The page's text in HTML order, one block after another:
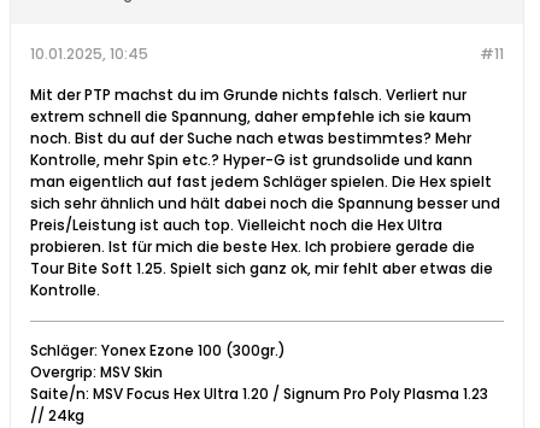
#11
10.01.2025, 10:45
Mit der PTP machst du im Grunde nichts falsch. Verliert nur
extrem schnell die Spannung, daher empfehle ich sie kaum
noch. Bist du auf der Suche nach etwas bestimmtes? Mehr
Kontrolle, mehr Spin etc.? Hyper-G ist grundsolide und kann
man eigentlich auf fast jedem Schläger spielen. Die Hex spielt
sich sehr ähnlich und hält dabei noch die Spannung besser und
Preis/Leistung ist auch top. Vielleicht noch die Hex Ultra
probieren. Ist für mich die beste Hex. Ich probiere gerade die
Tour Bite Soft 1.25. Spielt sich ganz ok, mir fehlt aber etwas die
Kontrolle.
Schläger: Yonex Ezone 100 (300gr.)
Overgrip: MSV Skin
Saite/n: MSV Focus Hex Ultra 1.20 / Signum Pro Poly Plasma 1.23
// 24kg